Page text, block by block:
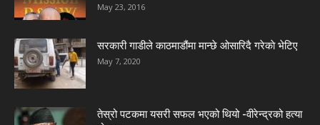
May 23, 2016
सरकारी गाडीले काठमाडौंमा मान्छे ओसारिदै गरेकाे भेटिए
May 7, 2020
तेस्रो पटकमा यसरी सफल भएको थियो -वीरेन्द्रको हत्या